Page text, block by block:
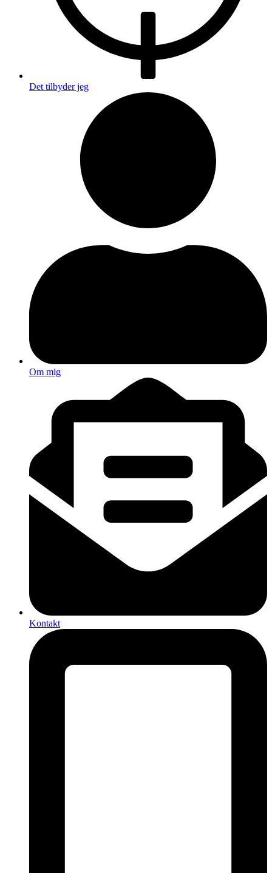
Det tilbyder jeg
Om mig
Kontakt